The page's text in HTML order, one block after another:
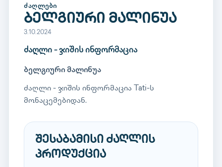
ᲫᲐᲦᲚᲔᲑᲘ
ბელგიური მალინუა
3.10.2024
ძაღლი - ჯიშის ინფორმაცია
ბელგიური მალინუა
ძაღლი - ჯიშის ინფორმაცია Tati-ს
მონაცემებიდან.
შესაბამისი ძაღლის
პროდუქცია